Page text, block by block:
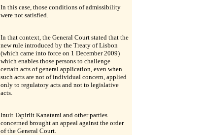
In this case, those conditions of admissibility
were not satisfied.
In that context, the General Court stated that the
new rule introduced by the Treaty of Lisbon
(which came into force on 1 December 2009)
which enables those persons to challenge
certain acts of general application, even when
such acts are not of individual concern, applied
only to regulatory acts and not to legislative
acts.
Inuit Tapiriit Kanatami and other parties
concerned brought an appeal against the order
of the General Court.